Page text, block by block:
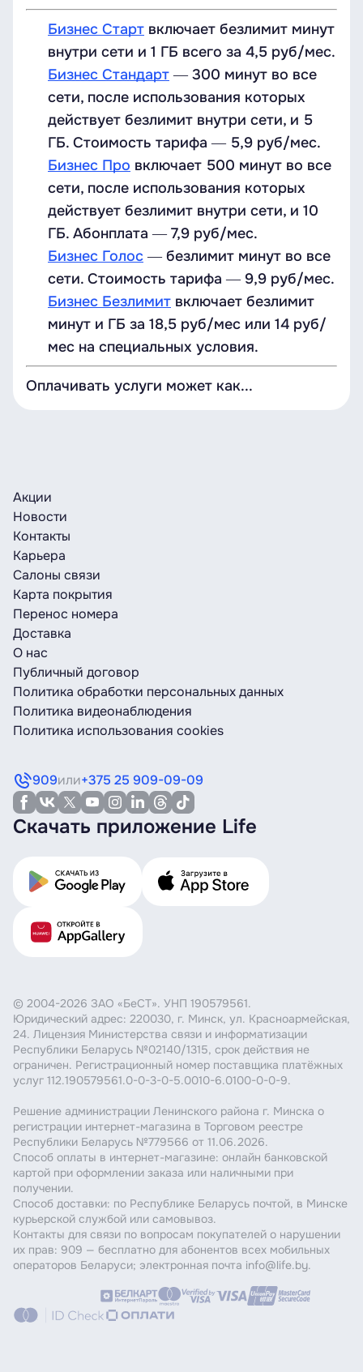
Бизнес Старт включает безлимит минут
внутри сети и 1 ГБ всего за 4,5 руб/мес.
Бизнес Стандарт― 300 минут во все
сети, после использования которых
действует безлимит внутри сети, и 5
ГБ. Стоимость тарифа ― 5,9 руб/мес.
Бизнес Про включает 500 минут во все
сети, после использования которых
действует безлимит внутри сети, и 10
ГБ. Абонплата ― 7,9 руб/мес.
Бизнес Голос― безлимит минут во все
сети. Стоимость тарифа ― 9,9 руб/мес.
Бизнес Безлимит включает безлимит
минут и ГБ за 18,5 руб/мес или 14 руб/
мес на специальных условия.
Оплачивать услуги может как...
Акции
Новости
Контакты
Карьера
Салоны связи
Карта покрытия
Перенос номера
Доставка
О нас
Публичный договор
Политика обработки персональных данных
Политика видеонаблюдения
Политика использования cookies
909или+375 25 909-09-09
Скачать приложение Life
© 2004-2026 ЗАО «БеСТ». УНП 190579561.
Юридический адрес: 220030, г. Минск, ул. Красноармейская,
24. Лицензия Министерства связи и информатизации
Республики Беларусь №02140/1315, срок действия не
ограничен. Регистрационный номер поставщика платёжных
услуг 112.190579561.0-0-3-0-5.0010-6.0100-0-0-9.
Решение администрации Ленинского района г. Минска о
регистрации интернет-магазина в Торговом реестре
Республики Беларусь №779566 от 11.06.2026.
Способ оплаты в интернет-магазине: онлайн банковской
картой при оформлении заказа или наличными при
получении.
Способ доставки: по Республике Беларусь почтой, в Минске
курьерской службой или самовывоз.
Контакты для связи по вопросам покупателей о нарушении
их прав: 909 — бесплатно для абонентов всех мобильных
операторов Беларуси; электронная почта info@life.by.